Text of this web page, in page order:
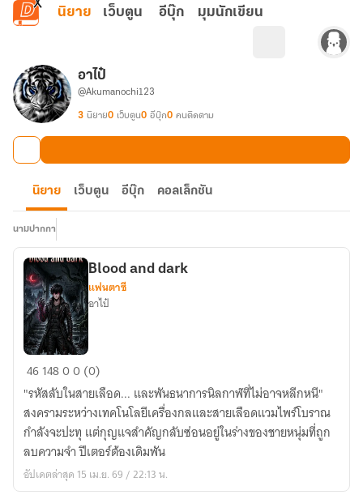
ข้ามไปยังเนื้อหาหลัก
นิยาย เว็บตูน อีบุ๊ก มุมนักเขียน
อาไป๋
@Akumanochi123
3 นิยาย0 เว็บตูน0 อีบุ๊ก0 คนติดตาม
นิยาย เว็บตูน อีบุ๊ก คอลเล็กชัน
นามปากกา
Blood
and
dark
Blood and dark
แฟนตาซี
อาไป๋
4614800 (0)
"รหัสลับในสายเลือด... และพันธนาการนิลกาฬที่ไม่อาจหลีกหนี"
สงครามระหว่างเทคโนโลยีเครื่องกลและสายเลือดแวมไพร์โบราณ
กำลังจะปะทุ แต่กุญแจสำคัญกลับซ่อนอยู่ในร่างของชายหนุ่มที่ถูก
ลบความจำ ปีเตอร์ต้องเดิมพัน
อัปเดตล่าสุด 15 เม.ย. 69 / 22:13 น.